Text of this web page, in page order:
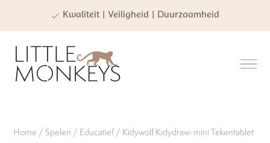
Kwaliteit | Veiligheid | Duurzaamheid
Home /Spelen / Educatief/ Kidywolf Kidydraw-mini Tekentablet